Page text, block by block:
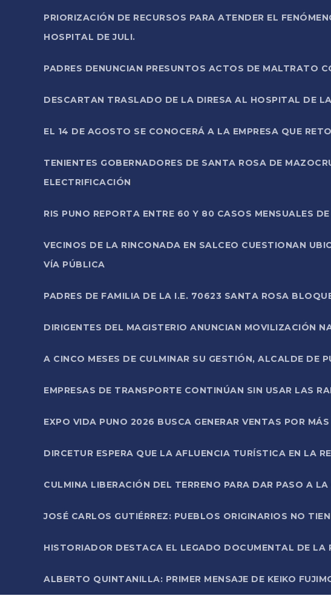
PRIORIZACIÓN DE RECURSOS PARA ATENDER EL
HOSPITAL DE JULI.
PADRES DENUNCIAN PRESUNTOS ACTOS DE MALTRATO
DESCARTAN TRASLADO DE LA DIRESA AL HOSPITAL DE
EL 14 DE AGOSTO SE CONOCERÁ A LA EMPRESA QUE
TENIENTES GOBERNADORES DE SANTA ROSA DE
ELECTRIFICACIÓN
RIS PUNO REPORTA ENTRE 60 Y 80 CASOS MENSUALES
VECINOS DE LA RINCONADA EN SALCEO CUESTIONAN
VÍA PÚBLICA
PADRES DE FAMILIA DE LA I.E. 70623 SANTA ROSA
DIRIGENTES DEL MAGISTERIO ANUNCIAN MOVILIZACIÓN
A CINCO MESES DE CULMINAR SU GESTIÓN, ALCALDE DE
EMPRESAS DE TRANSPORTE CONTINÚAN SIN USAR LAS
EXPO VIDA PUNO 2026 BUSCA GENERAR VENTAS POR
DIRCETUR ESPERA QUE LA AFLUENCIA TURÍSTICA EN LA
CULMINA LIBERACIÓN DEL TERRENO PARA DAR PASO A
JOSÉ CARLOS GUTIÉRREZ: PUEBLOS ORIGINARIOS NO
HISTORIADOR DESTACA EL LEGADO DOCUMENTAL DE LA
ALBERTO QUINTANILLA: PRIMER MENSAJE DE KEIKO